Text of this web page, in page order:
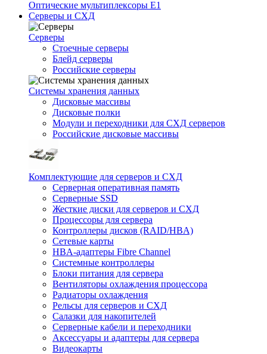
Оптические мультиплексоры Е1
Серверы и СХД
Серверы
Стоечные серверы
Блейд серверы
Российские серверы
Системы хранения данных
Дисковые массивы
Дисковые полки
Модули и переходники для СХД серверов
Российские дисковые массивы
Комплектующие для серверов и СХД
Серверная оперативная память
Серверные SSD
Жесткие диски для серверов и СХД
Процессоры для сервера
Контроллеры дисков (RAID/HBA)
Сетевые карты
HBA-адаптеры Fibre Channel
Системные контроллеры
Блоки питания для сервера
Вентиляторы охлаждения процессора
Радиаторы охлаждения
Рельсы для серверов и СХД
Салазки для накопителей
Серверные кабели и переходники
Аксессуары и адаптеры для сервера
Видеокарты